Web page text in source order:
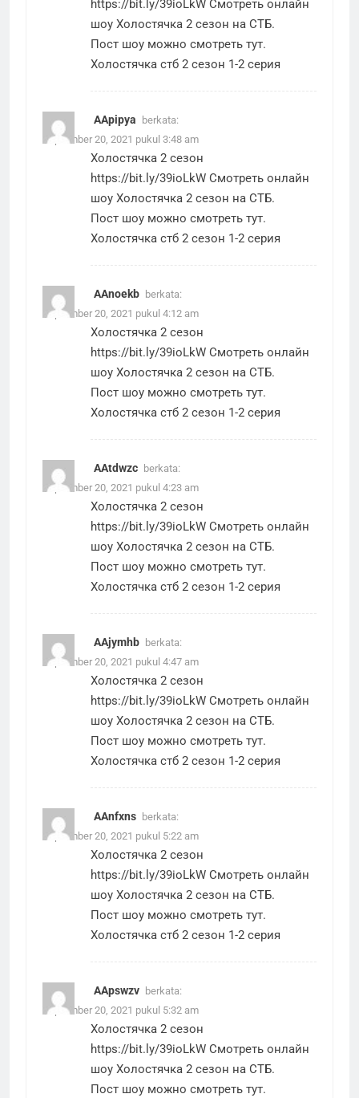
https://bit.ly/39ioLkW Смотреть онлайн
шоу Холостячка 2 сезон на СТБ.
Пост шоу можно смотреть тут.
Холостячка стб 2 сезон 1-2 серия
AApipya
berkata:
September 20, 2021 pukul 3:48 am
Холостячка 2 сезон
https://bit.ly/39ioLkW Смотреть онлайн
шоу Холостячка 2 сезон на СТБ.
Пост шоу можно смотреть тут.
Холостячка стб 2 сезон 1-2 серия
AAnoekb berkata:
September 20, 2021 pukul 4:12 am
Холостячка 2 сезон
https://bit.ly/39ioLkW Смотреть онлайн
шоу Холостячка 2 сезон на СТБ.
Пост шоу можно смотреть тут.
Холостячка стб 2 сезон 1-2 серия
AAtdwzc berkata:
September 20, 2021 pukul 4:23 am
Холостячка 2 сезон
https://bit.ly/39ioLkW Смотреть онлайн
шоу Холостячка 2 сезон на СТБ.
Пост шоу можно смотреть тут.
Холостячка стб 2 сезон 1-2 серия
AAjymhb berkata:
September 20, 2021 pukul 4:47 am
Холостячка 2 сезон
https://bit.ly/39ioLkW Смотреть онлайн
шоу Холостячка 2 сезон на СТБ.
Пост шоу можно смотреть тут.
Холостячка стб 2 сезон 1-2 серия
AAnfxns berkata:
September 20, 2021 pukul 5:22 am
Холостячка 2 сезон
https://bit.ly/39ioLkW Смотреть онлайн
шоу Холостячка 2 сезон на СТБ.
Пост шоу можно смотреть тут.
Холостячка стб 2 сезон 1-2 серия
AApswzv berkata:
September 20, 2021 pukul 5:32 am
Холостячка 2 сезон
https://bit.ly/39ioLkW Смотреть онлайн
шоу Холостячка 2 сезон на СТБ.
Пост шоу можно смотреть тут.